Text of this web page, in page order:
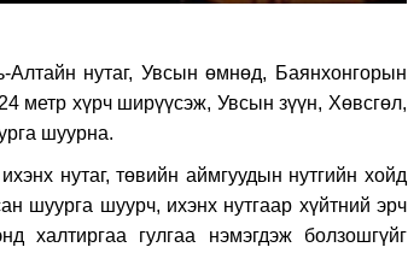
Алтайн нутаг, Увсын өмнөд, Баянхонгорын
метр хүрч ширүүсэж, Увсын зүүн, Хөвсгөл,
шуурна.
нутаг, төвийн аймгуудын нутгийн хойд
шуурга шуурч, ихэнх нутгаар хүйтний эрч
халтиргаа гулгаа нэмэгдэж болзошгүйг